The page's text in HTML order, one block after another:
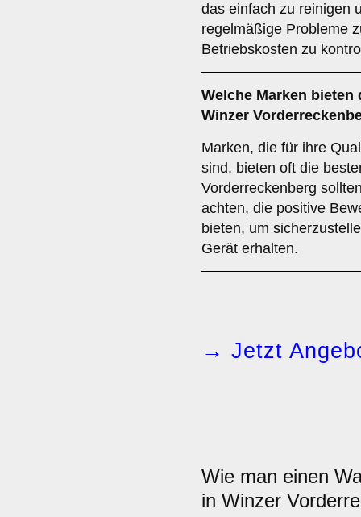
das einfach zu reinigen
regelmäßige Probleme
Betriebskosten zu
Welche Marken bieten
Winzer
Marken, die für ihre
sind, bieten oft die
Vorderreckenberg
achten, die positive
bieten, um
Gerät erhalten.
→ Jetzt
Wie man einen
in Winzer